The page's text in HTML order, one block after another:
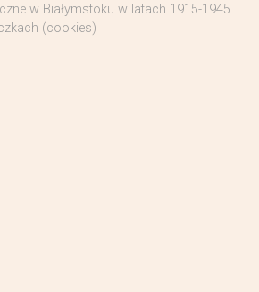
w Białymstoku w latach 1915-1945
(cookies)